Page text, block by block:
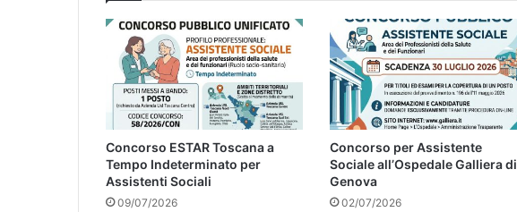
Concorso ESTAR Toscana a
Tempo Indeterminato per
Assistenti Sociali
09/07/2026
Concorso per Assistente
Sociale all’Ospedale Galliera di
Genova
02/07/2026